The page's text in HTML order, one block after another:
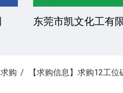
安徽金骏复合材料
求购 【求购信息】求购12工